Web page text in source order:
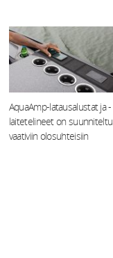
AquaAmp-latausalustat ja -
laitetelineet on suunniteltu
vaativiin olosuhteisiin